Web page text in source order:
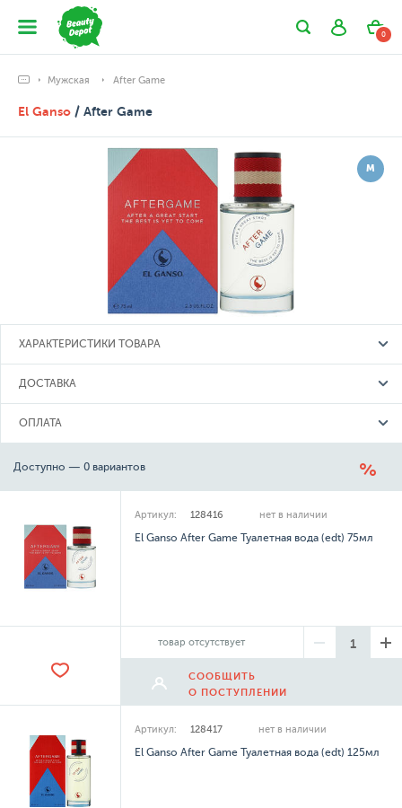
0
Мужская After Game
El Ganso / After Game
М
ХАРАКТЕРИСТИКИ ТОВАРА
ДОСТАВКА
ОПЛАТА
Доступно — 0 вариантов
Артикул: 128416 нет в наличии
El Ganso After Game Туалетная вода (edt) 75мл
товар отсутствует
СООБЩИТЬ
О ПОСТУПЛЕНИИ
Артикул: 128417 нет в наличии
El Ganso After Game Туалетная вода (edt) 125мл